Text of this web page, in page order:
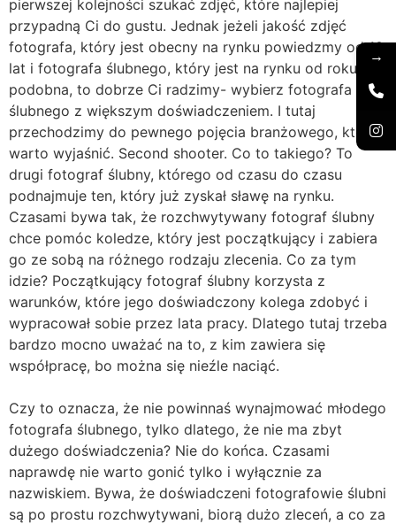
pierwszej kolejności szukać zdjęć, które najlepiej
przypadną Ci do gustu. Jednak jeżeli jakość zdjęć
fotografa, który jest obecny na rynku powiedzmy od 10
lat i fotografa ślubnego, który jest na rynku od roku jest
podobna, to dobrze Ci radzimy- wybierz fotografa
ślubnego z większym doświadczeniem. I tutaj
przechodzimy do pewnego pojęcia branżowego, które
warto wyjaśnić. Second shooter. Co to takiego? To
drugi fotograf ślubny, którego od czasu do czasu
podnajmuje ten, który już zyskał sławę na rynku.
Czasami bywa tak, że rozchwytywany fotograf ślubny
chce pomóc koledze, który jest początkujący i zabiera
go ze sobą na różnego rodzaju zlecenia. Co za tym
idzie? Początkujący fotograf ślubny korzysta z
warunków, które jego doświadczony kolega zdobyć i
wypracował sobie przez lata pracy. Dlatego tutaj trzeba
bardzo mocno uważać na to, z kim zawiera się
współpracę, bo można się nieźle naciąć.
Czy to oznacza, że nie powinnaś wynajmować młodego
fotografa ślubnego, tylko dlatego, że nie ma zbyt
dużego doświadczenia? Nie do końca. Czasami
naprawdę nie warto gonić tylko i wyłącznie za
nazwiskiem. Bywa, że doświadczeni fotografowie ślubni
są po prostu rozchwytywani, biorą dużo zleceń, a co za
→